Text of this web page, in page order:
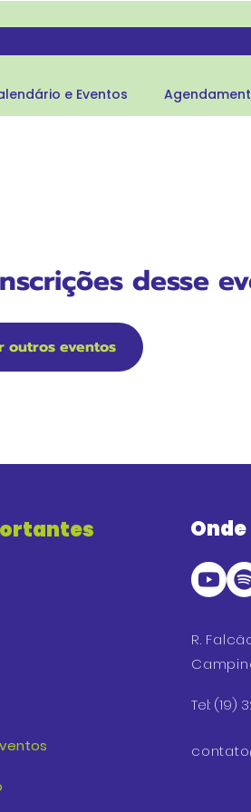
e Eventos
desse
outros eventos
R.
Tel: (19)